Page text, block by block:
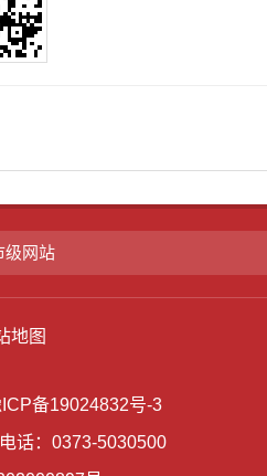
级网站
地图
备19024832号-3
电话：0373-5030500